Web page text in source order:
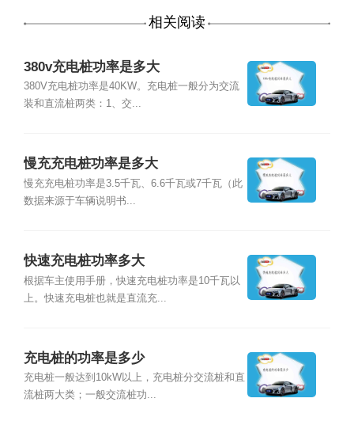
相关阅读
380v充电桩功率是多大
380V充电桩功率是40KW。充电桩一般分为交流
装和直流桩两类：1、交...
慢充充电桩功率是多大
慢充充电桩功率是3.5千瓦、6.6千瓦或7千瓦（此
数据来源于车辆说明书...
快速充电桩功率多大
根据车主使用手册，快速充电桩功率是10千瓦以
上。快速充电桩也就是直流充...
充电桩的功率是多少
充电桩一般达到10kW以上，充电桩分交流桩和直
流桩两大类；一般交流桩功...